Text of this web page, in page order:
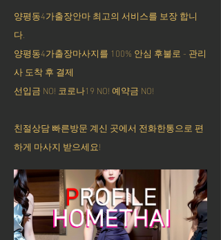
양평동4가출장안마 최고의 서비스를 보장 합니
다.
양평동4가출장마사지를 100% 안심 후불로 - 관리
사 도착 후 결제
선입금 NO! 코로나19 NO! 예약금 NO!
친절상담 빠른방문 계신 곳에서 전화한통으로 편
하게 마사지 받으세요!